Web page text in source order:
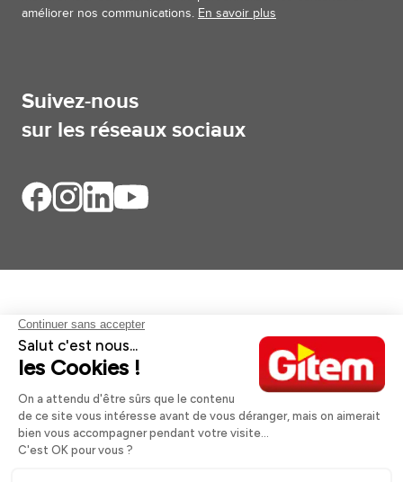
améliorer nos communications. En savoir plus
Suivez-nous
sur les réseaux sociaux
Aides et informations
Services
Informations légales
A propos